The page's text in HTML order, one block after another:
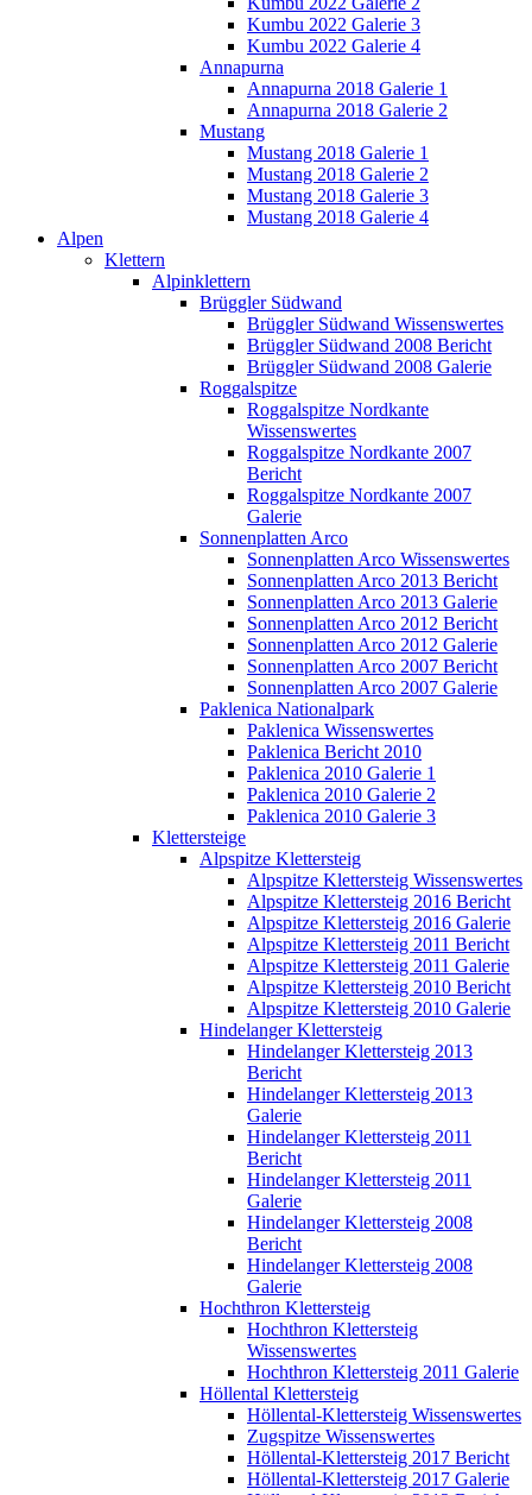
Kumbu 2022 Galerie 3
Kumbu 2022 Galerie 4
Annapurna
Annapurna 2018 Galerie 1
Annapurna 2018 Galerie 2
Mustang
Mustang 2018 Galerie 1
Mustang 2018 Galerie 2
Mustang 2018 Galerie 3
Mustang 2018 Galerie 4
Alpen
Klettern
Alpinklettern
Brüggler Südwand
Brüggler Südwand Wissenswertes
Brüggler Südwand 2008 Bericht
Brüggler Südwand 2008 Galerie
Roggalspitze
Roggalspitze Nordkante
Wissenswertes
Roggalspitze Nordkante 2007
Bericht
Roggalspitze Nordkante 2007
Galerie
Sonnenplatten Arco
Sonnenplatten Arco Wissenswertes
Sonnenplatten Arco 2013 Bericht
Sonnenplatten Arco 2013 Galerie
Sonnenplatten Arco 2012 Bericht
Sonnenplatten Arco 2012 Galerie
Sonnenplatten Arco 2007 Bericht
Sonnenplatten Arco 2007 Galerie
Paklenica Nationalpark
Paklenica Wissenswertes
Paklenica Bericht 2010
Paklenica 2010 Galerie 1
Paklenica 2010 Galerie 2
Paklenica 2010 Galerie 3
Klettersteige
Alpspitze Klettersteig
Alpspitze Klettersteig Wissenswertes
Alpspitze Klettersteig 2016 Bericht
Alpspitze Klettersteig 2016 Galerie
Alpspitze Klettersteig 2011 Bericht
Alpspitze Klettersteig 2011 Galerie
Alpspitze Klettersteig 2010 Bericht
Alpspitze Klettersteig 2010 Galerie
Hindelanger Klettersteig
Hindelanger Klettersteig 2013
Bericht
Hindelanger Klettersteig 2013
Galerie
Hindelanger Klettersteig 2011
Bericht
Hindelanger Klettersteig 2011
Galerie
Hindelanger Klettersteig 2008
Bericht
Hindelanger Klettersteig 2008
Galerie
Hochthron Klettersteig
Hochthron Klettersteig
Wissenswertes
Hochthron Klettersteig 2011 Galerie
Höllental Klettersteig
Höllental-Klettersteig Wissenswertes
Zugspitze Wissenswertes
Höllental-Klettersteig 2017 Bericht
Höllental-Klettersteig 2017 Galerie